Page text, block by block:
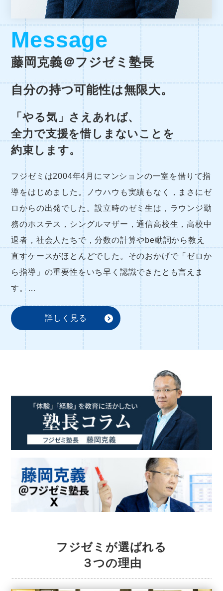
Message
藤岡克義＠フジゼミ塾長
自分の持つ可能性は無限大。
「やる気」さえあれば、
全力で支援を惜しまないことを
約束します。
フジゼミは2004年4月にマンションの一室を借りて指
導をはじめました。ノウハウも実績もなく，まさにゼ
ロからの出発でした。設立時のゼミ生は，ラウンジ勤
務のホステス，シングルマザー，通信高校生，高校中
退者，社会人たちで，分数の計算やbe動詞から教え
直すケースがほとんどでした。そのおかげで「ゼロか
ら指導」の重要性をいち早く認識できたとも言えま
す。…
詳しく見る
フジゼミが選ばれる
３つの理由